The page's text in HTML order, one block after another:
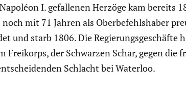
I. gefal­lenen Herzöge kam bereits
mit 71 Jahren als Oberbe­fehls­haber
und starb 1806. Die
der Schwarzen Schar, gegen die
Schlacht bei Waterloo.